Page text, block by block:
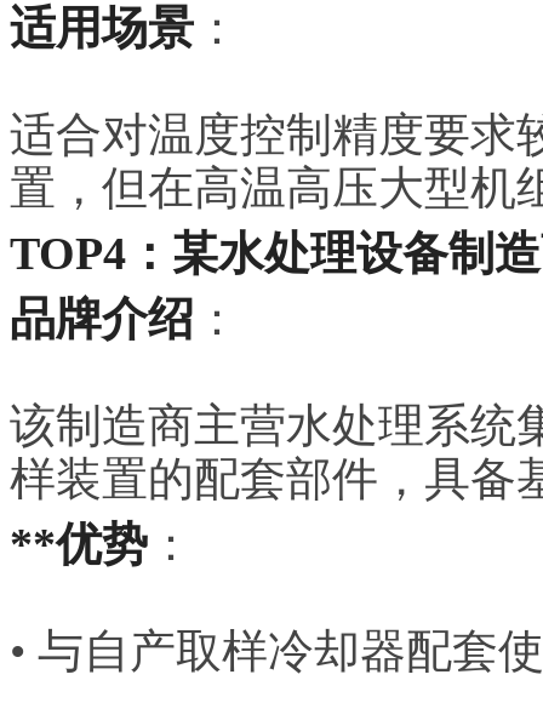
适用场景 ：
适合对温度控制精度要求
置，但在高温高压大型机
TOP4：某水处理设备制
品牌介绍 ：
该制造商主营水处理系统
样装置的配套部件，具备
**优势 ：
• 与自产取样冷却器配套